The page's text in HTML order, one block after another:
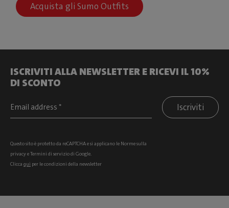
Acquista gli Sumo Outfits
ISCRIVITI ALLA NEWSLETTER E RICEVI IL 10%
DI SCONTO
Iscriviti
Questo sito è protetto da reCAPTCHA e si applicano le Norme sulla
privacyeTermini di serviziodi Google.
Clicca qui per le condizioni della newsletter